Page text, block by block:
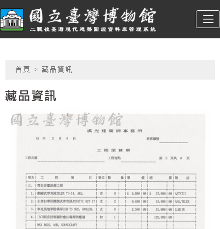
臺博館建築圖
網頁導覽
:::
首頁 > 藏品資訊
藏品資訊